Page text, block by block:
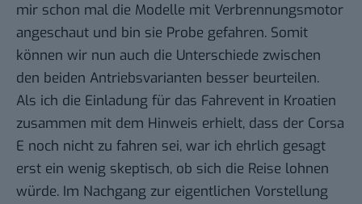
mir schon mal die Modelle mit Verbrennungsmotor
angeschaut und bin sie Probe gefahren. Somit
können wir nun auch die Unterschiede zwischen
den beiden Antriebsvarianten besser beurteilen.
Als ich die Einladung für das Fahrevent in Kroatien
zusammen mit dem Hinweis erhielt, dass der Corsa
E noch nicht zu fahren sei, war ich ehrlich gesagt
erst ein wenig skeptisch, ob sich die Reise lohnen
würde. Im Nachgang zur eigentlichen Vorstellung